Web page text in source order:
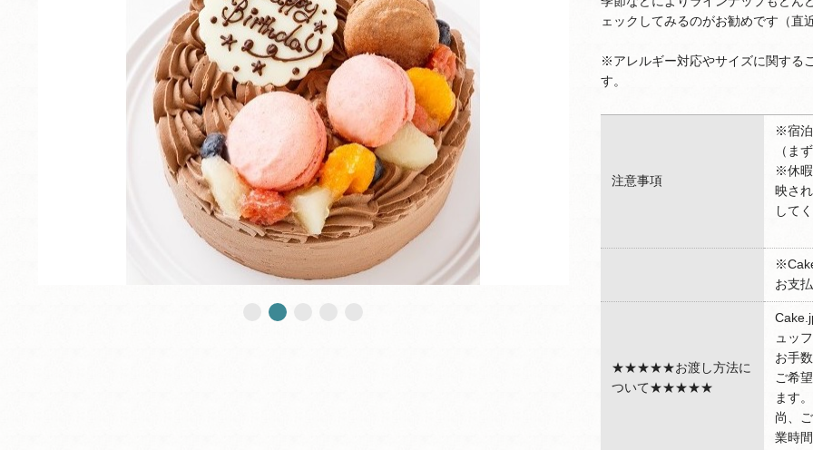
ェックしてみるのがお勧めです（直
※アレルギー対応やサイズに関する
す。
注意事項
※宿泊
（ま
※休暇
映さ
して
お支
★★★★★お渡し方法に
ついて★★★★★
ュッ
お手
ご希
ます。
尚、
業時